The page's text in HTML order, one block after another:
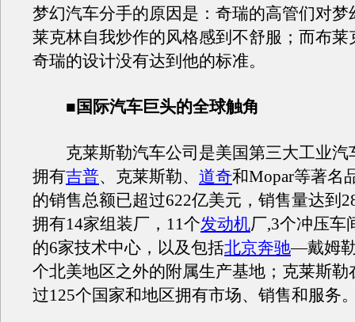
梦幻汽车分手的原因是：奇瑞的高管们对梦
莱克林自我炒作的风格感到不舒服；而布莱
奇瑞的设计没有达到他的标准。
■国际汽车巨头的全球触角
克莱斯勒汽车公司是美国第三大工业汽
拥有吉普、克莱斯勒、 道奇和Mopar等著名
的销售总额已超过622亿美元，销售量达到
拥有14家组装厂，11个发动机厂,3个冲压车
的6家技术中心，以及包括北京奔驰—戴姆
个北美地区之外的附属生产基地；克莱斯勒
过125个国家和地区拥有市场、销售和服务